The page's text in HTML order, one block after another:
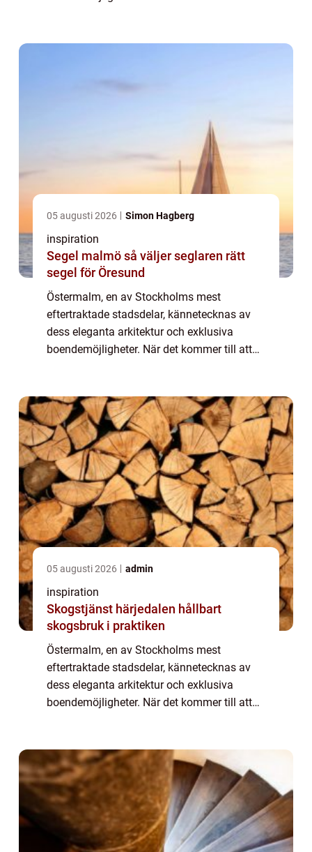
05 augusti 2026 Simon Hagberg
inspiration
Segel malmö så väljer seglaren rätt
segel för Öresund
Östermalm, en av Stockholms mest
eftertraktade stadsdelar, kännetecknas av
dess eleganta arkitektur och exklusiva
boendemöjligheter. När det kommer till att
05 augusti 2026 admin
inspiration
Skogstjänst härjedalen hållbart
skogsbruk i praktiken
Östermalm, en av Stockholms mest
eftertraktade stadsdelar, kännetecknas av
dess eleganta arkitektur och exklusiva
boendemöjligheter. När det kommer till att